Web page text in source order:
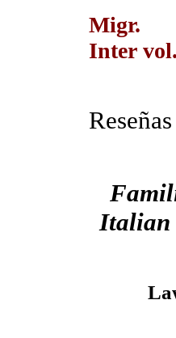
Migr.
Inter
Italian